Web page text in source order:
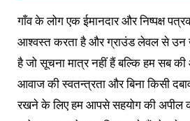
गाँव के लोग एक ईमानदार और निष्पक्ष
आश्वस्त करता है और ग्राउंड लेवल से उन
है जो सूचना मात्र नहीं हैं बल्कि हम सब
आवाज की स्वतन्त्रता और बिना किसी
रखने के लिए हम आपसे सहयोग की अपील